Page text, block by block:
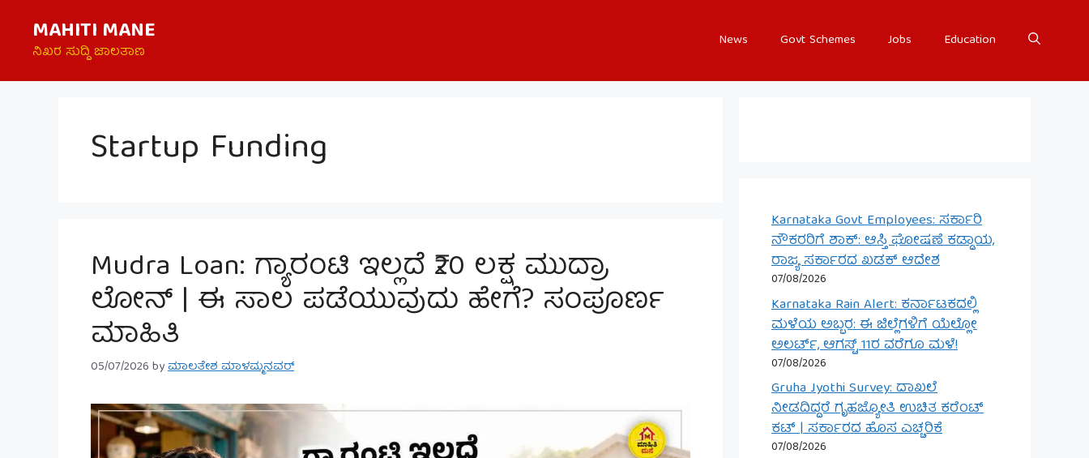
content
MAHITI MANE
ನಿಖರ ಸುದ್ದಿ ಜಾಲತಾಣ
News Govt Schemes Jobs Education
Startup Funding
Mudra Loan: ಗ್ಯಾರಂಟಿ ಇಲ್ಲದೆ ₹20 ಲಕ್ಷ ಮುದ್ರಾ
ಲೋನ್ | ಈ ಸಾಲ ಪಡೆಯುವುದು ಹೇಗೆ? ಸಂಪೂರ್ಣ
ಮಾಹಿತಿ
05/07/2026byಮಾಲತೇಶ ಮಾಳಮ್ಮನವರ್
Karnataka Govt Employees: ಸರ್ಕಾರಿ
ನೌಕರರಿಗೆ ಶಾಕ್: ಆಸ್ತಿ ಘೋಷಣೆ ಕಡ್ಡಾಯ,
ರಾಜ್ಯ ಸರ್ಕಾರದ ಖಡಕ್ ಆದೇಶ
07/08/2026
Karnataka Rain Alert: ಕರ್ನಾಟಕದಲ್ಲಿ
ಮಳೆಯ ಅಬ್ಬರ: ಈ ಜಿಲ್ಲೆಗಳಿಗೆ ಯೆಲ್ಲೋ
ಅಲರ್ಟ್, ಆಗಸ್ಟ್ 11ರ ವರೆಗೂ ಮಳೆ!
07/08/2026
Gruha Jyothi Survey: ದಾಖಲೆ
ನೀಡದಿದ್ದರೆ ಗೃಹಜ್ಯೋತಿ ಉಚಿತ ಕರೆಂಟ್
ಕಟ್ | ಸರ್ಕಾರದ ಹೊಸ ಎಚ್ಚರಿಕೆ
07/08/2026